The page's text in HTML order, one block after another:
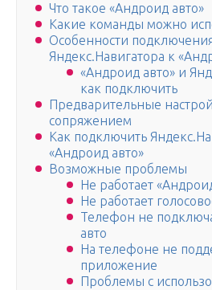
Что такое «Андроид авто»
Какие команды можно
Особенности
Яндекс.Навигатора к
«Андроид авто» и
как подключить
Предварительные
сопряжением
Как подключить
«Андроид авто»
Возможные проблемы
Не работает
Не работает
Телефон не
авто
На телефоне не
приложение
Проблемы с